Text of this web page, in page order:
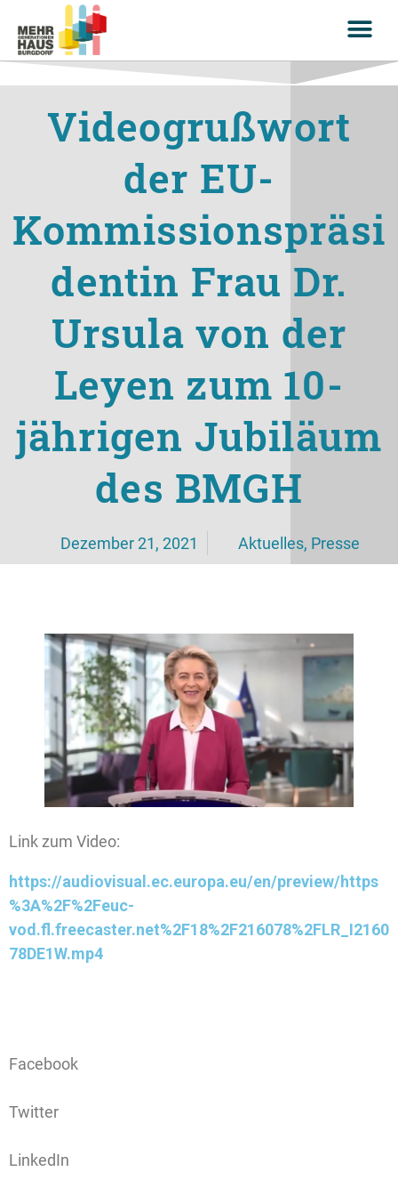
Videogrußwort
der EU-
Kommissionspräsi
dentin Frau Dr.
Ursula von der
Leyen zum 10-
jährigen Jubiläum
des BMGH
Dezember 21, 2021 Aktuelles, Presse
Link zum Video:
https://audiovisual.ec.europa.eu/en/preview/https
%3A%2F%2Feuc-
vod.fl.freecaster.net%2F18%2F216078%2FLR_I2160
78DE1W.mp4
Facebook
Twitter
LinkedIn